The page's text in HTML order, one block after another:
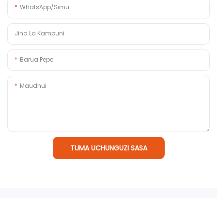
WhatsApp/Simu
Jina La Kampuni
Barua Pepe
Maudhui
TUMA UCHUNGUZI SASA